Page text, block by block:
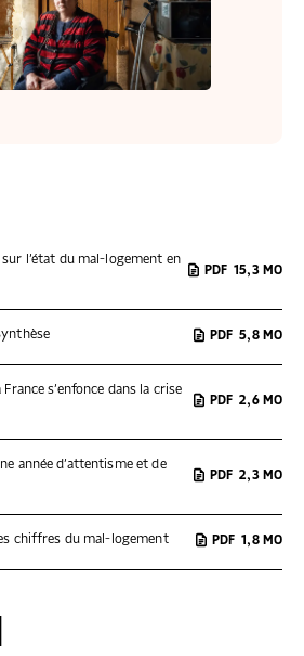
l’état du mal-logement en
PDF 15,3 MO
PDF 5,8 MO
s’enfonce dans la crise
PDF 2,6 MO
année d’attentisme et de
PDF 2,3 MO
chiffres du mal-logement PDF 1,8 MO